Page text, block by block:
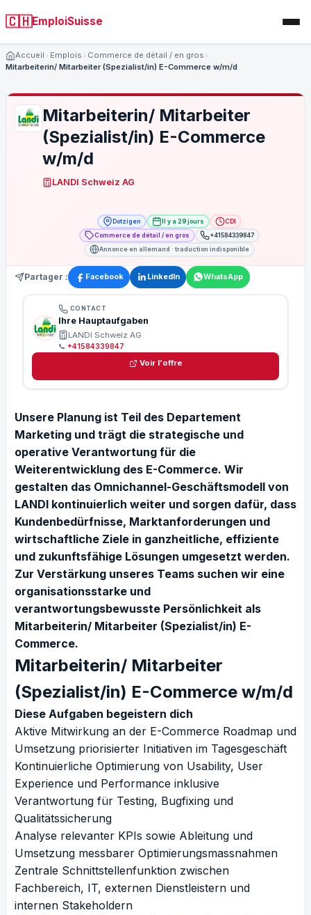
🇨🇭EmploiSuisse
Accueil Emplois
Commerce de détail / en gros
Mitarbeiterin/ Mitarbeiter (Spezialist/in) E-Commerce w/m/d
Mitarbeiterin/ Mitarbeiter
(Spezialist/in) E-Commerce
w/m/d
LANDI Schweiz AG
Dotzigen Il y a 29 jours
CDI
Commerce de détail / en gros
+41584339847
Annonce en allemand · traduction indisponible
Partager : Facebook LinkedIn WhatsApp
CONTACT
Ihre Hauptaufgaben
LANDI Schweiz AG
📞 +41584339847
Voir l'offre
Unsere Planung ist Teil des Departement
Marketing und trägt die strategische und
operative Verantwortung für die
Weiterentwicklung des E-Commerce. Wir
gestalten das Omnichannel-Geschäftsmodell von
LANDI kontinuierlich weiter und sorgen dafür, dass
Kundenbedürfnisse, Marktanforderungen und
wirtschaftliche Ziele in ganzheitliche, effiziente
und zukunftsfähige Lösungen umgesetzt werden.
Zur Verstärkung unseres Teams suchen wir eine
organisationsstarke und
verantwortungsbewusste Persönlichkeit als
Mitarbeiterin/ Mitarbeiter (Spezialist/in) E-
Commerce.
Mitarbeiterin/ Mitarbeiter
(Spezialist/in) E-Commerce w/m/d
Diese Aufgaben begeistern dich
Aktive Mitwirkung an der E-Commerce Roadmap und
Umsetzung priorisierter Initiativen im Tagesgeschäft
Kontinuierliche Optimierung von Usability, User
Experience und Performance inklusive
Verantwortung für Testing, Bugfixing und
Qualitätssicherung
Analyse relevanter KPIs sowie Ableitung und
Umsetzung messbarer Optimierungsmassnahmen
Zentrale Schnittstellenfunktion zwischen
Fachbereich, IT, externen Dienstleistern und
internen Stakeholdern